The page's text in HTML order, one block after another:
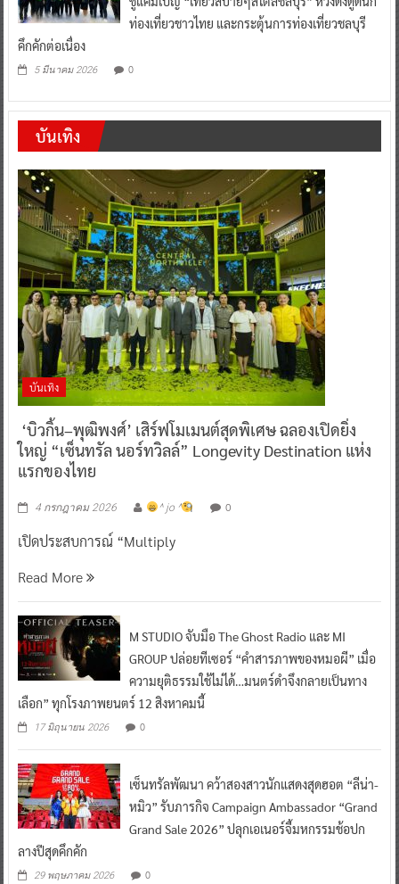
ท่องเที่ยวชาวไทย และกระตุ้นการท่องเที่ยวชลบุรี
คึกคักต่อเนื่อง
5 มีนาคม 2026 0
บันเทิง
บันเทิง
‘บิวกิ้น–พุฒิพงศ์’ เสิร์ฟโมเมนต์สุดพิเศษ ฉลองเปิดยิ่ง
ใหญ่ “เซ็นทรัล นอร์ทวิลล์” Longevity Destination แห่ง
แรกของไทย
4 กรกฎาคม 2026 ^ jo ^ 0
เปิดประสบการณ์ “Multiply
Read More
M STUDIO จับมือ The Ghost Radio และ MI
GROUP ปล่อยทีเซอร์ “คำสารภาพของหมอผี” เมื่อ
ความยุติธรรมใช้ไม่ได้…มนตร์ดำจึงกลายเป็นทาง
เลือก” ทุกโรงภาพยนตร์ 12 สิงหาคมนี้
17 มิถุนายน 2026 0
เซ็นทรัลพัฒนา คว้าสองสาวนักแสดงสุดฮอต “ลีน่า-
หมิว” รับภารกิจ Campaign Ambassador “Grand
Grand Sale 2026” ปลุกเอเนอร์จี้มหกรรมช้อปก
ลางปีสุดคึกคัก
29 พฤษภาคม 2026 0